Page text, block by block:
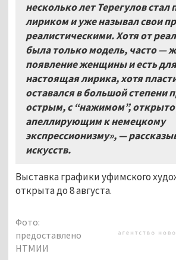
несколько лет Терегулов стал
лириком и уже называл свои
реалистическими. Хотя от
была только модель, часто —
появление женщины и есть
настоящая лирика, хотя
оставался в большой степени
острым, с “нажимом”, открыто
апеллирующим к немецкому
экспрессионизму», —
искусств.
Выставка графики уфимского
открыта до 8 августа.
Фото:
предоставлено
НТМИИ